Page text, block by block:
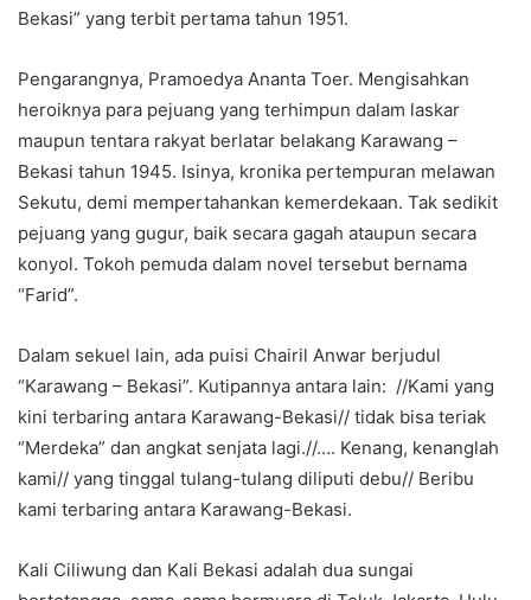
Bekasi” yang terbit pertama tahun 1951.
Pengarangnya, Pramoedya Ananta Toer. Mengisahkan
heroiknya para pejuang yang terhimpun dalam laskar
maupun tentara rakyat berlatar belakang Karawang –
Bekasi tahun 1945. Isinya, kronika pertempuran melawan
Sekutu, demi mempertahankan kemerdekaan. Tak sedikit
pejuang yang gugur, baik secara gagah ataupun secara
konyol. Tokoh pemuda dalam novel tersebut bernama
“Farid”.
Dalam sekuel lain, ada puisi Chairil Anwar berjudul
“Karawang – Bekasi”. Kutipannya antara lain: //Kami yang
kini terbaring antara Karawang-Bekasi// tidak bisa teriak
“Merdeka” dan angkat senjata lagi.//…. Kenang, kenanglah
kami// yang tinggal tulang-tulang diliputi debu// Beribu
kami terbaring antara Karawang-Bekasi.
Kali Ciliwung dan Kali Bekasi adalah dua sungai